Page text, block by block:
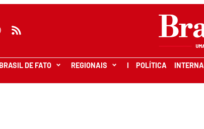
DE FATO REGIONAIS I POLÍTICA